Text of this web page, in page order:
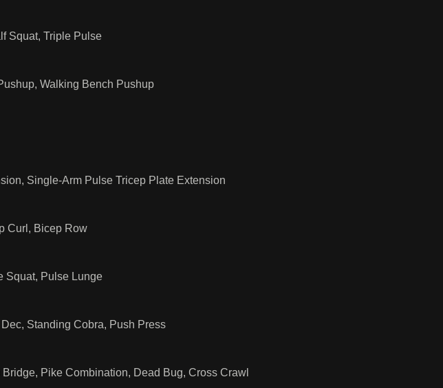
Squat, Triple Pulse
Walking Bench Pushup
Single-Arm Pulse Tricep Plate Extension
Curl, Bicep Row
Squat, Pulse Lunge
Standing Cobra, Push Press
Pike Combination, Dead Bug, Cross Crawl